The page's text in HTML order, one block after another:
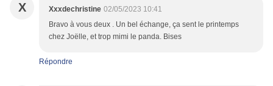
X Xxxdechristine 02/05/2023 10:41
Bravo à vous deux . Un bel échange, ça sent le printemps
chez Joëlle, et trop mimi le panda. Bises
Répondre